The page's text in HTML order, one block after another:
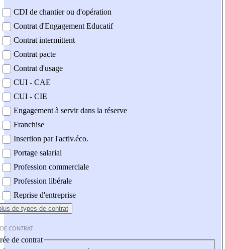
CDI de chantier ou d'opération
Contrat d'Engagement Educatif
Contrat intermittent
Contrat pacte
Contrat d'usage
CUI - CAE
CUI - CIE
Engagement à servir dans la réserve
Franchise
Insertion par l'activ.éco.
Portage salarial
Profession commerciale
Profession libérale
Reprise d'entreprise
de types de contrat
CONTRAT
de contrat